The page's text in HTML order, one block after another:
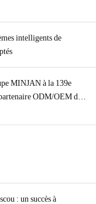
intelligents de
MINJAN à la 139e
ODM/OEM de
: un succès à